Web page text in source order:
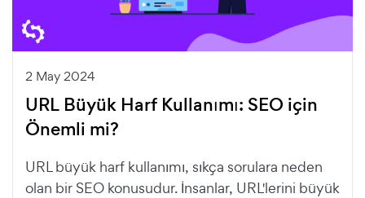
2 May 2024
URL Büyük Harf Kullanımı: SEO için
Önemli mi?
URL büyük harf kullanımı, sıkça sorulara neden
olan bir SEO konusudur. İnsanlar, URL'lerini büyük